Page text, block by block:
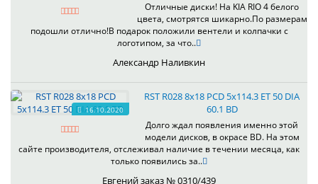
Отличные диски! На KIA RIO 4 белого
цвета, смотрятся шикарно.По размерам
подошли отлично!В подарок положили вентели и колпачки с
логотипом, за что..
Александр Наливкин
16.10.2020
RST R028 8x18 PCD 5x114.3 ET 50 DIA
60.1 BD
Долго ждал появления именно этой
модели дисков, в окрасе BD. На этом
сайте производителя, отслеживал наличие в течении месяца, как
только появились за..
Евгений заказ № 0310/439